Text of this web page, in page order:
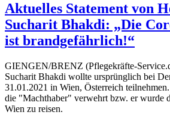
Aktuelles Statement von
Sucharit Bhakdi: „Die
ist brandgefährlich!“
GIENGEN/BRENZ (Pflegekräfte-
Sucharit Bhakdi wollte ursprünglich bei
31.01.2021 in Wien, Österreich
die "Machthaber" verwehrt bzw. er wurde
Wien zu reisen.